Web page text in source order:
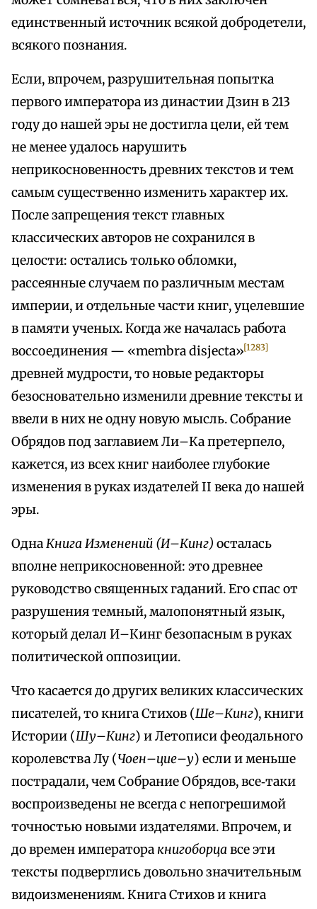
единственный источник всякой добродетели,
всякого познания.
Если, впрочем, разрушительная попытка
первого императора из династии Дзин в 213
году до нашей эры не достигла цели, ей тем
не менее удалось нарушить
неприкосновенность древних текстов и тем
самым существенно изменить характер их.
После запрещения текст главных
классических авторов не сохранился в
целости: остались только обломки,
рассеянные случаем по различным местам
империи, и отдельные части книг, уцелевшие
в памяти ученых. Когда же началась работа
воссоединения — «membra disjecta»[1283]
древней мудрости, то новые редакторы
безосновательно изменили древние тексты и
ввели в них не одну новую мысль. Собрание
Обрядов под заглавием Ли–Ка претерпело,
кажется, из всех книг наиболее глубокие
изменения в руках издателей II века до нашей
эры.
ОднаКнига Изменений (И–Кинг) осталась
вполне неприкосновенной: это древнее
руководство священных гаданий. Его спас от
разрушения темный, малопонятный язык,
который делал И–Кинг безопасным в руках
политической оппозиции.
Что касается до других великих классических
писателей, то книга Стихов (Ше–Кинг), книги
Истории (Шу–Кинг) и Летописи феодального
королевства Лу (Чоен–цие–у) если и меньше
пострадали, чем Собрание Обрядов, все‑таки
воспроизведены не всегда с непогрешимой
точностью новыми издателями. Впрочем, и
до времен императора книгоборцавсе эти
тексты подверглись довольно значительным
видоизменениям. Книга Стихов и книга